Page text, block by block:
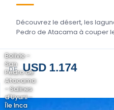
Découvrez le désert, les
Pedro de Atacama à couper
DE USD 1.174
Bolivie -
San
Pedro de
Atacama
- Salines
d'Uyuni -
Île Inca